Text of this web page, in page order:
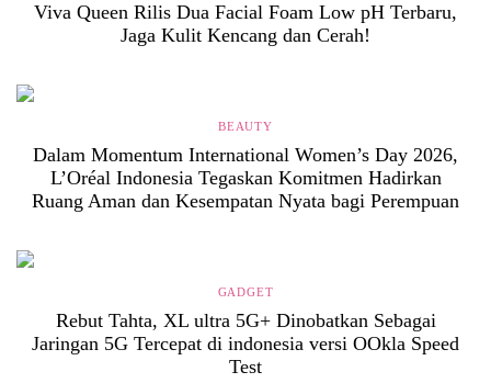
Viva Queen Rilis Dua Facial Foam Low pH Terbaru,
Jaga Kulit Kencang dan Cerah!
BEAUTY
Dalam Momentum International Women’s Day 2026,
L’Oréal Indonesia Tegaskan Komitmen Hadirkan
Ruang Aman dan Kesempatan Nyata bagi Perempuan
GADGET
Rebut Tahta, XL ultra 5G+ Dinobatkan Sebagai
Jaringan 5G Tercepat di indonesia versi OOkla Speed
Test